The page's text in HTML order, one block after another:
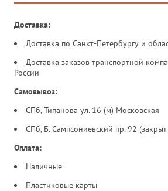
Доставка:
Доставка по Санкт-Петербургу и
Доставка заказов транспортной
России
Самовывоз:
СПб, Типанова ул. 16 (м) Московская
СПб, Б. Сампсониевский пр. 92
Оплата:
Наличные
Пластиковые карты